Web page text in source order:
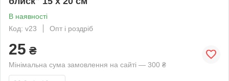
В наявності
Код: v23
Опт і роздріб
25 ₴
Мінімальна сума замовлення на сайті — 300 ₴